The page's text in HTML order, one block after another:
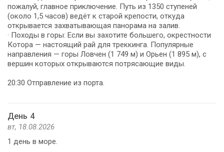
пожалуй, главное приключение. Путь из 1350 ступеней
(около 1,5 часов) ведёт к старой крепости, откуда
открывается захватывающая панорама на залив.
· Походы в горы: Если вы захотите большего, окрестности
Котора — настоящий рай для треккинга. Популярные
направления — горы Ловчен (1 749 м) и Орьен (1 895 м), с
вершин которых открываются потрясающие виды.
20:30 Отправление из порта.
День 4
вт, 18.08.2026
1 день в море.